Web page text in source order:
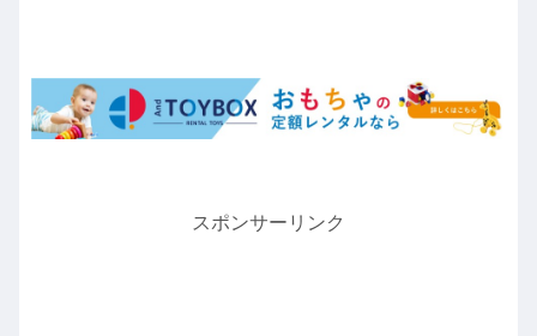
スポンサーリンク